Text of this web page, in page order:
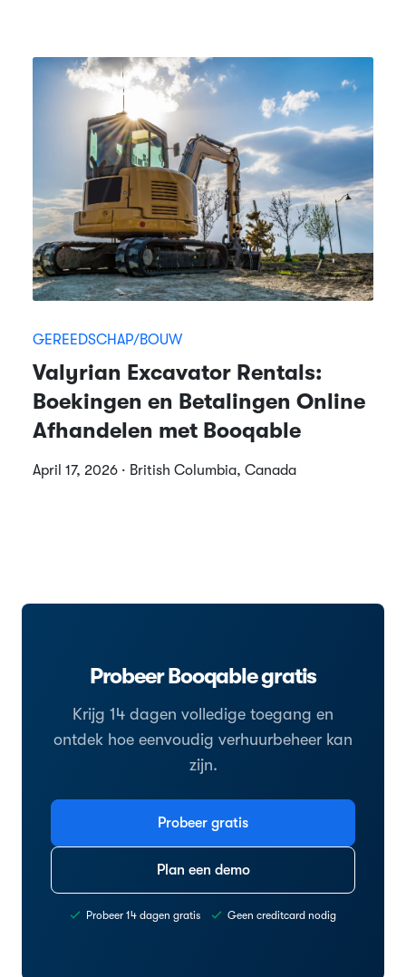
GEREEDSCHAP/BOUW
Valyrian Excavator Rentals:
Boekingen en Betalingen Online
Afhandelen met Booqable
April 17, 2026 · British Columbia, Canada
Probeer Booqable gratis
Krijg 14 dagen volledige toegang en
ontdek hoe eenvoudig verhuurbeheer kan
zijn.
Probeer gratis
Plan een demo
Probeer 14 dagen gratis Geen creditcard nodig